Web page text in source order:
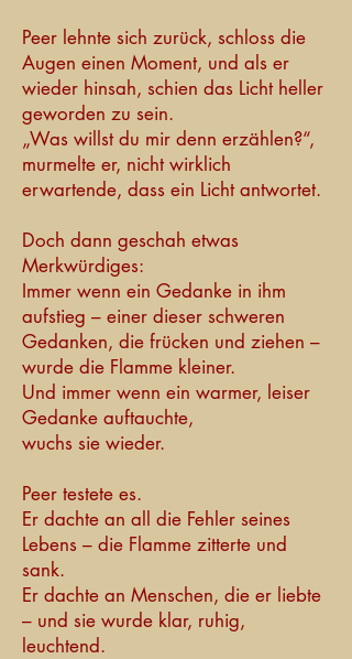
Peer lehnte sich zurück, schloss die
Augen einen Moment, und als er
wieder hinsah, schien das Licht heller
geworden zu sein.
„Was willst du mir denn erzählen?“,
murmelte er, nicht wirklich
erwartende, dass ein Licht antwortet.
Doch dann geschah etwas
Merkwürdiges:
Immer wenn ein Gedanke in ihm
aufstieg – einer dieser schweren
Gedanken, die frücken und ziehen –
wurde die Flamme kleiner.
Und immer wenn ein warmer, leiser
Gedanke auftauchte,
wuchs sie wieder.
Peer testete es.
Er dachte an all die Fehler seines
Lebens – die Flamme zitterte und
sank.
Er dachte an Menschen, die er liebte
– und sie wurde klar, ruhig,
leuchtend.